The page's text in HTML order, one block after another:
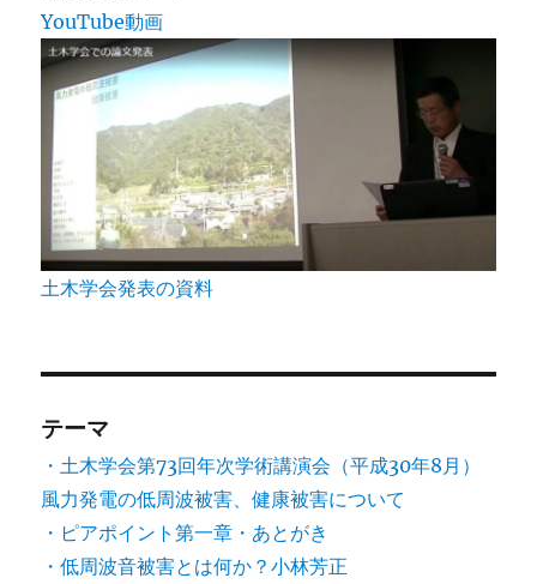
YouTube動画
土木学会発表の資料
テーマ
・土木学会第73回年次学術講演会（平成30年8月）
風力発電の低周波被害、健康被害について
・ピアポイント第一章・あとがき
・低周波音被害とは何か？小林芳正